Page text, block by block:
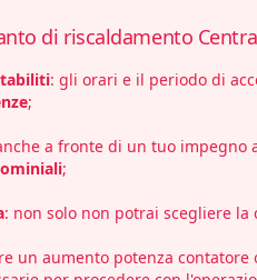
di riscaldamento
: gli orari e il periodo di
;
a fronte di un tuo impegno
;
: non solo non potrai scegliere la
un aumento potenza contatore